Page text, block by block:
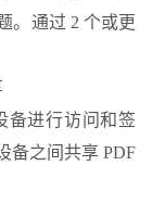
。通过 2 个或更
备进行访问和签
备之间共享 PDF